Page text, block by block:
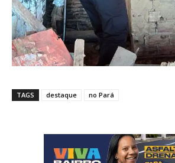
TAGS destaque no Pará